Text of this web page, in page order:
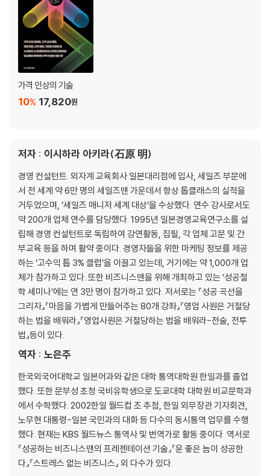
10. 가망 고객의 목소리에 따라 고객 모집 전단지를 개선한다
11. 반응이 좋은 고객 모집 도구는 반복해서 사용한다
12. 고객 모집용 상품을 만든다
13. 홈페이지는 무료로 보내주는 전단지이다
제4장 고객화 전략 2단계
1. 가망 고객에 대한 후속조치를 실시해 사고 싶게 만들자
3. 타사보다 앞서 정보를 제공하라
5. 싫은 가망 고객은 후속조치를 하지 않는다
6. 즉시 구매를 희망하는 가망고객은 하드 터치로 대응하라
제5장 고객화 전략 3단계
영업사원에게는 ‘팔지 않을’ 권리가 있다
1. 판매는 싫은 손님을 고객으로 만들지 않을 마지막 기회이다
2. 싫은 손님에게 팔면 큰일 난다
3. 영업사원에게는 ‘팔지 않을’ 권리가 있다
4. 회사 차원에서 ‘싫은 손님에게 판매하지 않는다’는 일을 실천한다
5. 이미 판매할 수 있는 토대가 만들어져 있다
6. 이렇게 하면 능숙하게 판매할 수 있다
7. 특전과 보증을 붙여준다
8. 잡은 물고기에게 먹이를 주자
제6장 고객화 전략 4단계
싫은 손님을 고객으로 만들지 마라!
1. 고객화의 대원칙
2. 두 달에 한 번씩 방문하는 영업 사원 이야기
3. 고객을 4부류로 나눠 후속조치를 한다
4. 뉴스레터를 이용해 정기적으로 정보를 보낸다
5. 소프트 터치 도구를 하드 터치에 사용한다
가격 인상의 기술
17,820원
10%
저자 : 이시하라 아키라(石原 明)
경영 컨설턴트. 외자계 교육회사 일본대리점에 입사, 세일즈 부문에
서 전 세계 약 6만 명의 세일즈맨 가운데서 항상 톱클래스의 실적을
거두었으며, ‘세일즈 매니저 세계 대상’을 수상했다. 연수 강사로서도
약 200개 업체 연수를 담당했다. 1995년 일본경영교육연구소를 설
립해 경영 컨설턴트로 독립하여 강연활동, 집필, 각 업체 고문 및 간
부교육 등을 하며 활약 중이다. 경영자들을 위한 마케팅 정보를 제공
하는 ‘고수익 톱 3% 클럽’을 이끌고 있는데, 거기에는 약 1,000개 업
체가 참가하고 있다. 또한 비즈니스맨을 위해 개최하고 있는 ‘성공철
학 세미나’에는 연 3만 명이 참가하고 있다. 저서로는 『성공 곡선을
그리자』『마음을 가볍게 만들어주는 80개 강좌』『영업 사원은 거절당
하는 법을 배워라』『영업사원은 거절당하는 법을 배워라-전술, 전투
법』등이 있다.
역자 : 노은주
한국외국어대학교 일본어과와 같은 대학 통역대학원 한일과를 졸업
했다. 또한 문부성 초청 국비유학생으로 도쿄대학 대학원 비교문학과
에서 수학했다. 2002한일 월드컵 조 추첨, 한일 외무장관 기자회견,
노무현 대통령-일본 국민과의 대화 등 다수의 동시통역 업무를 수행
했다. 현재는 KBS 월드뉴스 통역사 및 번역가로 활동 중이다. 역서로
『성공하는 비즈니스맨의 프레젠테이션 기술』『운 좋은 놈이 성공한
다』『스트레스 없는 비즈니스』 외 다수가 있다.